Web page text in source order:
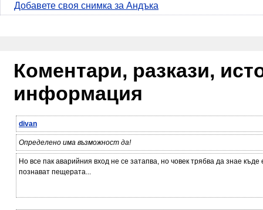
Добавете своя снимка за Андъка
Коментари, разкази,
информация
divan
Определено има възможност да!
Но все пак аварийния вход не се затапва, но човек трябва да знае къде
познават пещерата...